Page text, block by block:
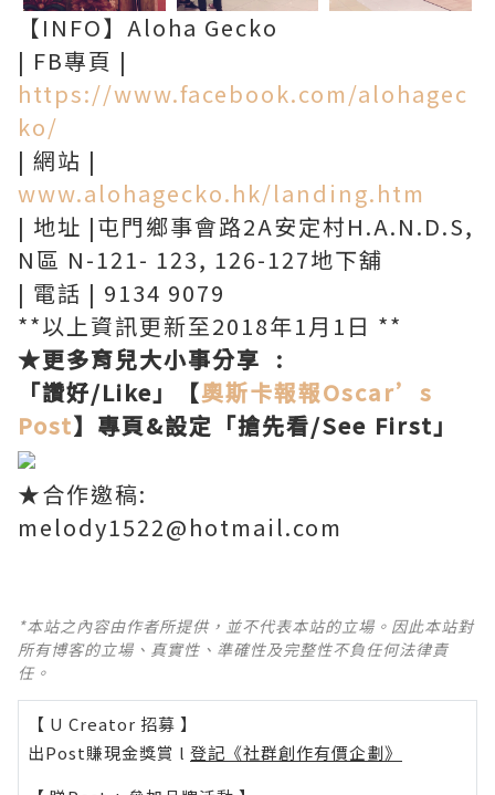
【INFO】Aloha Gecko
| FB專頁 |
https://www.facebook.com/alohagec
ko/
| 網站 |
www.alohagecko.hk/landing.htm
| 地址 |屯門鄉事會路2A安定村H.A.N.D.S,
N區 N-121- 123, 126-127地下舖
| 電話 | 9134 9079
**以上資訊更新至2018年1月1日 **
★更多育兒大小事分享 :
「讚好/Like」【奧斯卡報報Oscar’s
Post】專頁&設定「搶先看/See First」
★合作邀稿:
melody1522@hotmail.com
*本站之內容由作者所提供，並不代表本站的立場。因此本站對
所有博客的立場、真實性、準確性及完整性不負任何法律責
任。
【 U Creator 招募 】
出Post賺現金獎賞 l 登記《社群創作有價企劃》